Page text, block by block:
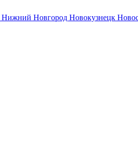
Нижний Новгород Новокузнецк